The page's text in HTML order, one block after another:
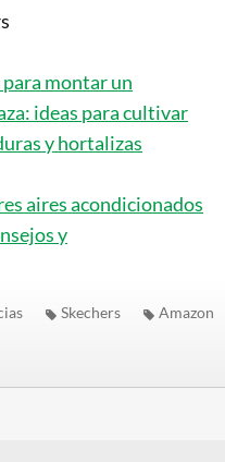
montar un
ideas para cultivar
y hortalizas
aires acondicionados
y
Skechers Amazon